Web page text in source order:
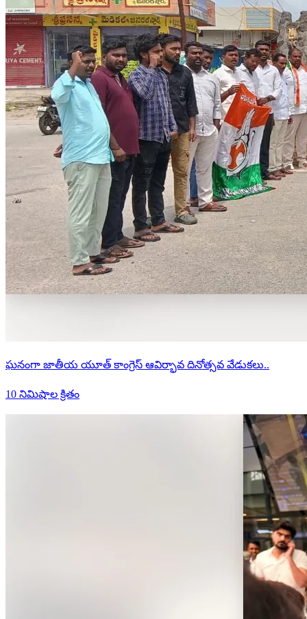
ఘనంగా జాతీయ యూత్ కాంగ్రెస్ ఆవిర్భావ దినోత్సవ వేడుకలు..
10 నిమిషాల క్రితం